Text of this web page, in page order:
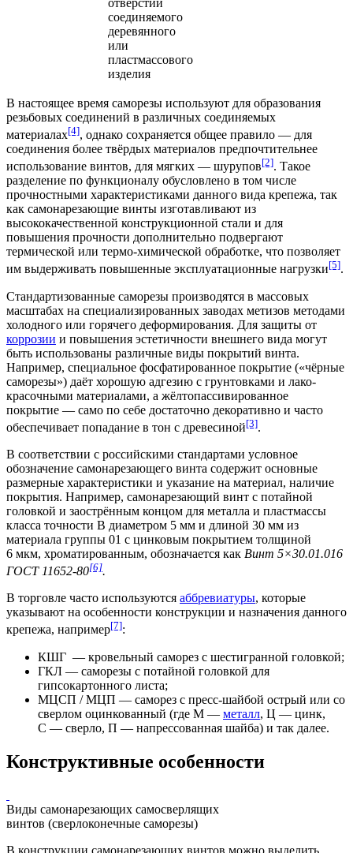
соединяемого
деревянного
или
пластмассового
изделия
В настоящее время саморезы используют для образования
резьбовых соединений в различных соединяемых
материалах[4], однако сохраняется общее правило — для
соединения более твёрдых материалов предпочтительнее
использование винтов, для мягких — шурупов[2]. Такое
разделение по функционалу обусловлено в том числе
прочностными характеристиками данного вида крепежа, так
как самонарезающие винты изготавливают из
высококачественной конструкционной стали и для
повышения прочности дополнительно подвергают
термической или термо-химической обработке, что позволяет
им выдерживать повышенные эксплуатационные нагрузки[5].
Стандартизованные саморезы производятся в массовых
масштабах на специализированных заводах метизов методами
холодного или горячего деформирования. Для защиты от
коррозии и повышения эстетичности внешнего вида могут
быть использованы различные виды покрытий винта.
Например, специальное фосфатированное покрытие («чёрные
саморезы») даёт хорошую адгезию с грунтовками и лако-
красочными материалами, а жёлтопассивированное
покрытие — само по себе достаточно декоративно и часто
обеспечивает попадание в тон с древесиной[3].
В соответствии с российскими стандартами условное
обозначение самонарезающего винта содержит основные
размерные характеристики и указание на материал, наличие
покрытия. Например, самонарезающий винт с потайной
головкой и заострённым концом для металла и пластмассы
класса точности В диаметром 5 мм и длиной 30 мм из
материала группы 01 с цинковым покрытием толщиной
6 мкм, хроматированным, обозначается как Винт 5×30.01.016
ГОСТ 11652-80[6].
В торговле часто используются аббревиатуры, которые
указывают на особенности конструкции и назначения данного
крепежа, например[7]:
КШГ — кровельный саморез с шестигранной головкой;
ГКЛ — саморезы с потайной головкой для
гипсокартонного листа;
МЦСП / МЦП — саморез с пресс-шайбой острый или со
сверлом оцинкованный (где М — металл, Ц — цинк,
С — сверло, П — напрессованная шайба) и так далее.
Конструктивные особенности
Виды самонарезающих самосверлящих
винтов (сверлоконечные саморезы)
В конструкции самонарезающих винтов можно выделить